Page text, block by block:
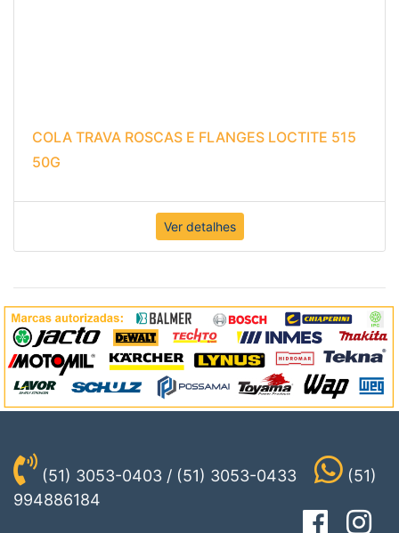
COLA TRAVA ROSCAS E FLANGES LOCTITE 515
50G
Ver detalhes
(51) 3053-0403 / (51) 3053-0433
(51)
994886184